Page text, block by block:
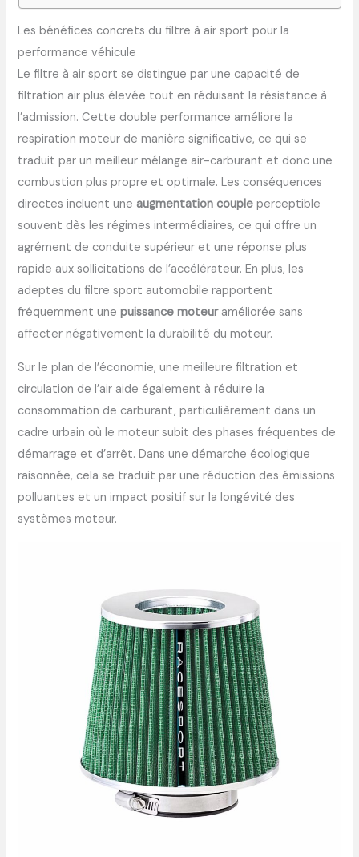
Les bénéfices concrets du filtre à air sport pour la
performance véhicule
Le filtre à air sport se distingue par une capacité de
filtration air plus élevée tout en réduisant la résistance à
l’admission. Cette double performance améliore la
respiration moteur de manière significative, ce qui se
traduit par un meilleur mélange air-carburant et donc une
combustion plus propre et optimale. Les conséquences
directes incluent une augmentation couple perceptible
souvent dès les régimes intermédiaires, ce qui offre un
agrément de conduite supérieur et une réponse plus
rapide aux sollicitations de l’accélérateur. En plus, les
adeptes du filtre sport automobile rapportent
fréquemment unepuissance moteuraméliorée sans
affecter négativement la durabilité du moteur.
Sur le plan de l’économie, une meilleure filtration et
circulation de l’air aide également à réduire la
consommation de carburant, particulièrement dans un
cadre urbain où le moteur subit des phases fréquentes de
démarrage et d’arrêt. Dans une démarche écologique
raisonnée, cela se traduit par une réduction des émissions
polluantes et un impact positif sur la longévité des
systèmes moteur.